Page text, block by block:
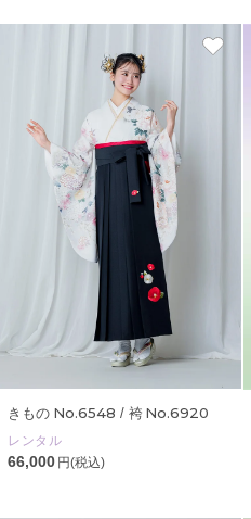
きもの No.6548 / 袴 No.6920
レンタル
66,000 円(税込)